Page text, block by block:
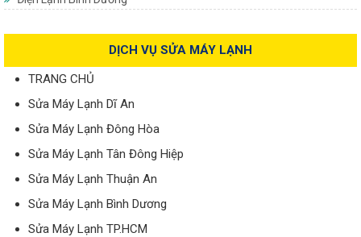
DỊCH VỤ SỬA MÁY LẠNH
TRANG CHỦ
Sửa Máy Lạnh Dĩ An
Sửa Máy Lạnh Đông Hòa
Sửa Máy Lạnh Tân Đông Hiệp
Sửa Máy Lạnh Thuận An
Sửa Máy Lạnh Bình Dương
Sửa Máy Lạnh TP.HCM